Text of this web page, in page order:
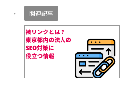
関連記事